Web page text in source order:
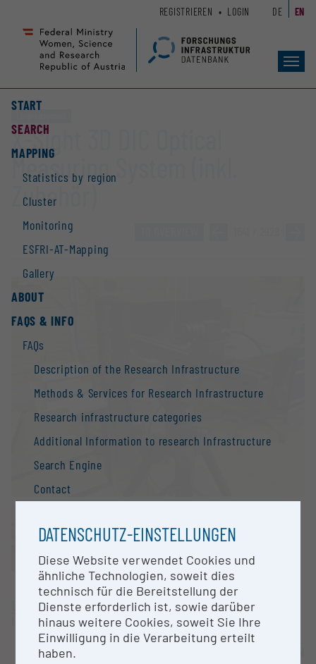
Seiteninhalt
Accesskey
Hauptnavigation
Accesskey
START
SEARCH
MAPPING
Statistics by region
Cluster
Monitoring
ESFRI-AT-Mapping
Gallery
ABOUT
FAQS & INFO
FAQs
Description of the Research Infrastructure
Methods & Services for Research Infrastructure
Research infrastructure categories
Additional Information to research Infrastructure
Search Engine
Contact
National Strategy of Research Infrastructure
Research infrastructures in the European Union
Research infrastructure databases / Research
infrastructure networks
BMBWF Research Infrastructure Database:
Evaluation Study 2022
REGISTRIEREN LOGIN DE EN
X-Sight 3D DIC Optical
Measuring System (inkl.
Zubehör)
University of Innsbruck
Innsbruck | Website
DATENSCHUTZ-EINSTELLUNGEN
Diese Website verwendet Cookies und
ähnliche Technologien, soweit dies
technisch für die Bereitstellung der
Dienste erforderlich ist, sowie darüber
hinaus weitere Cookies, soweit Sie Ihre
Einwilligung in die Verarbeitung erteilt
haben.